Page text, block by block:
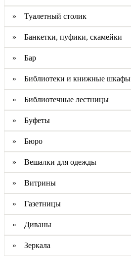
» Туалетный столик
» Банкетки, пуфики, скамейки
» Бар
» Библиотеки и книжные шкафы
» Библиотечные лестницы
» Буфеты
» Бюро
» Вешалки для одежды
» Витрины
» Газетницы
» Диваны
» Зеркала